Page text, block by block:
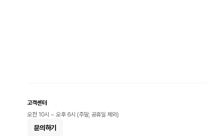
고객센터
오전 10시 ~ 오후 6시 (주말, 공휴일 제외)
문의하기